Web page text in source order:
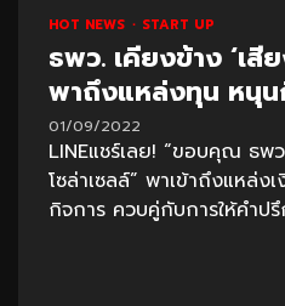
HOT NEWS START UP
ธพว. เคียงข้าง ‘เสี
พาถึงแหล่งทุน หนุน
01/09/2022
LINEแชร์เลย! “ขอบคุณ ธพ
โซล่าเซลล์” พาเข้าถึงแหล่
กิจการ ควบคู่กับการให้คำปรึ